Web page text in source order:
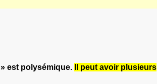
» est polysémique.
Il peut avoir plusieurs